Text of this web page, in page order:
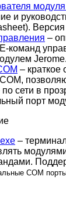
и
Версия
–
команд
– краткое
сети в
порт
–
COM